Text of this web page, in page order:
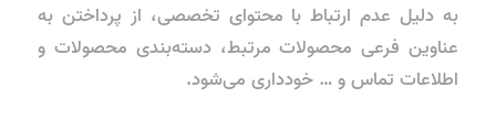
به دلیل عدم ارتباط با محتوای تخصصی، از پرداختن به
عناوین فرعی محصولات مرتبط، دسته‌بندی محصولات و
اطلاعات تماس و … خودداری می‌شود.